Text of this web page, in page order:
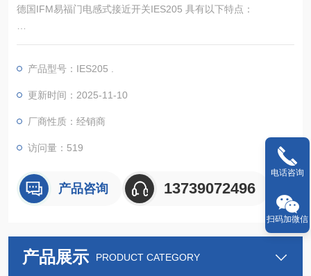
德国IFM易福门电感式接近开关IES205 具有以下特点：
电气性能可靠：工作电压为 10 - 30V DC，能适应多种电源系
统。电流损耗小于 10mA，节能且适应多种电气环境。具备反相
电路故障而损坏传感器。
检测精度高：感应距离为 7mm，实际感应距离 7±10% mm，工
作距离为 0 - 5.67mm。校正系数为钢 1、特种
产品型号：IES205 .
更新时间：2025-11-10
厂商性质：经销商
访问量：519
产品咨询 13739072496
产品展示 PRODUCT CATEGORY
电话咨询
扫码加微信